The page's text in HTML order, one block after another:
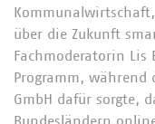
über die Zukunft
Fachmoderatorin Lis
Programm, während
GmbH dafür sorgte,